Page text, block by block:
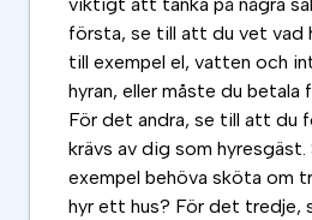
viktigt att tänka på några
första, se till att du vet vad
till exempel el, vatten och
hyran, eller måste du
För det andra, se till att du
krävs av dig som hyresgäst.
exempel behöva sköta om
hyr ett hus? För det tredje,